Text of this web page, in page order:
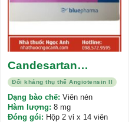
Đối kháng thụ thể Angiotensin II
Candesartan
Bluepharma 8 mg
Dạng bào chế: Viên nén
Hàm lượng: 8 mg
Đóng gói: Hộp 2 vỉ x 14 viên